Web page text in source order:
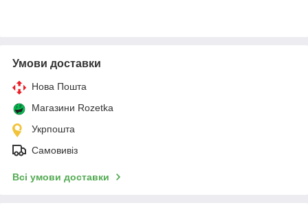
Умови доставки
Нова Пошта
Магазини Rozetka
Укрпошта
Самовивіз
Всі умови доставки